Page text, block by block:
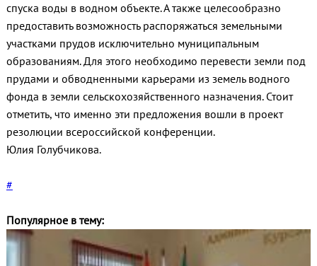
спуска воды в водном объекте. А также целесообразно
предоставить возможность распоряжаться земельными
участками прудов исключительно муниципальным
образованиям. Для этого необходимо перевести земли под
прудами и обводненными карьерами из земель водного
фонда в земли сельскохозяйственного назначения. Стоит
отметить, что именно эти предложения вошли в проект
резолюции всероссийской конференции.
Юлия Голубчикова.
#
Популярное в тему: